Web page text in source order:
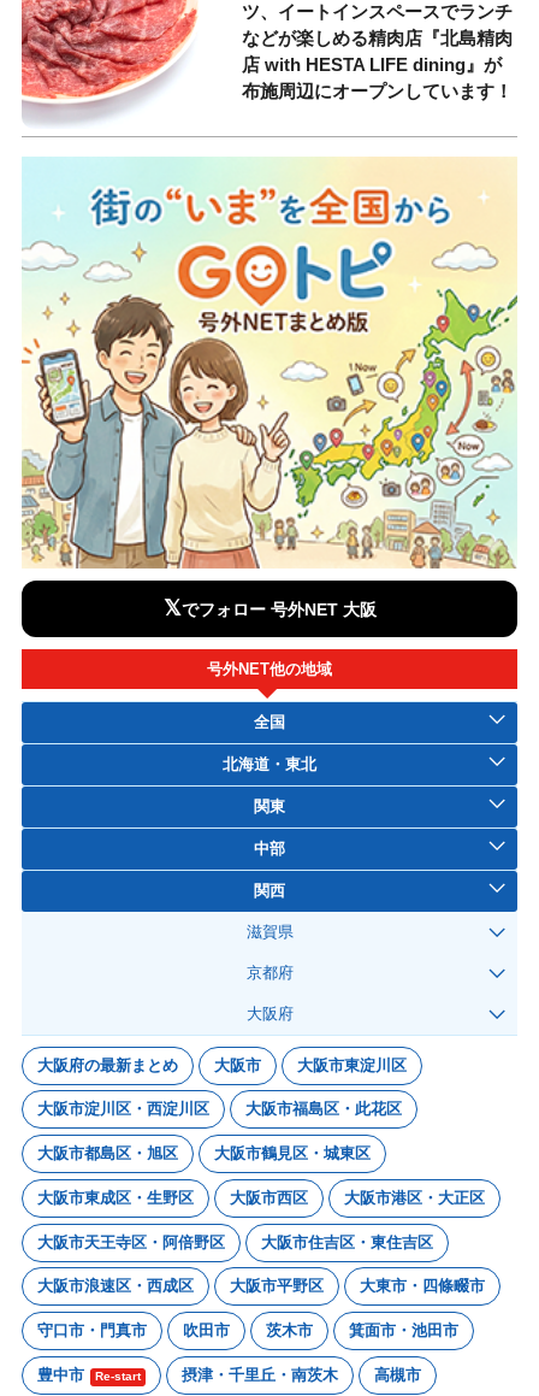
ツ、イートインスペースでランチ
などが楽しめる精肉店『北島精肉
店 with HESTA LIFE dining』が
布施周辺にオープンしています！
𝕏でフォロー 号外NET 大阪
号外NET他の地域
全国
北海道・東北
関東
中部
関西
滋賀県
京都府
大阪府
大阪府の最新まとめ 大阪市 大阪市東淀川区
大阪市淀川区・西淀川区 大阪市福島区・此花区
大阪市都島区・旭区 大阪市鶴見区・城東区
大阪市東成区・生野区 大阪市西区 大阪市港区・大正区
大阪市天王寺区・阿倍野区 大阪市住吉区・東住吉区
大阪市浪速区・西成区 大阪市平野区 大東市・四條畷市
守口市・門真市 吹田市 茨木市 箕面市・池田市
豊中市 Re-start 摂津・千里丘・南茨木 高槻市